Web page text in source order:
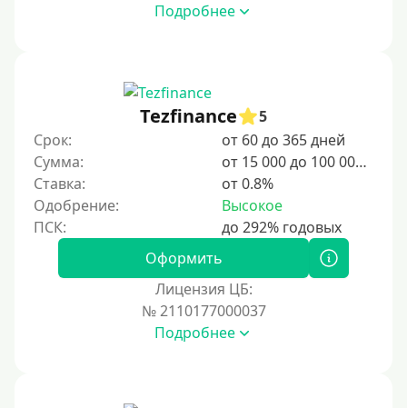
Подробнее
Tezfinance
5
Срок:
от 60 до 365 дней
Сумма:
от 15 000 до 100 000 ₽
Ставка:
от 0.8%
Одобрение:
Высокое
Оформить
Лицензия ЦБ:
№ 2110177000037
Подробнее